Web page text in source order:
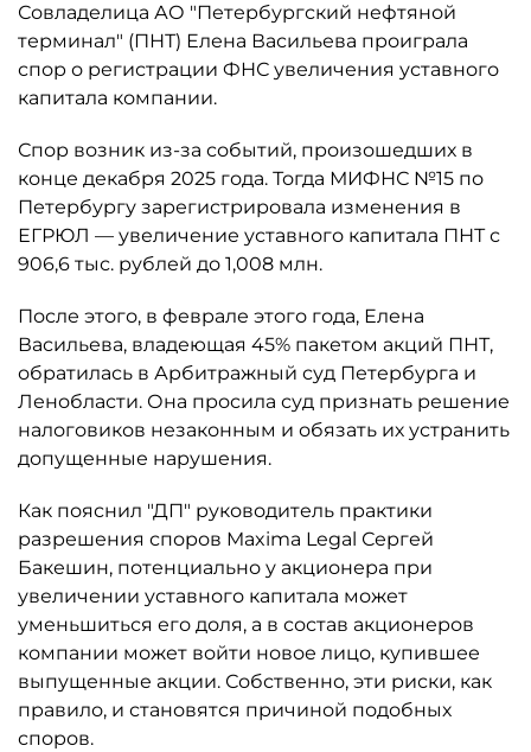
Совладелица АО "Петербургский нефтяной
терминал" (ПНТ) Елена Васильева проиграла
спор о регистрации ФНС увеличения уставного
капитала компании.
Спор возник из-за событий, произошедших в
конце декабря 2025 года. Тогда МИФНС №15 по
Петербургу зарегистрировала изменения в
ЕГРЮЛ — увеличение уставного капитала ПНТ с
906,6 тыс. рублей до 1,008 млн.
После этого, в феврале этого года, Елена
Васильева, владеющая 45% пакетом акций ПНТ,
обратилась в Арбитражный суд Петербурга и
Ленобласти. Она просила суд признать решение
налоговиков незаконным и обязать их устранить
допущенные нарушения.
Как пояснил "ДП" руководитель практики
разрешения споров Maxima Legal Сергей
Бакешин, потенциально у акционера при
увеличении уставного капитала может
уменьшиться его доля, а в состав акционеров
компании может войти новое лицо, купившее
выпущенные акции. Собственно, эти риски, как
правило, и становятся причиной подобных
споров.